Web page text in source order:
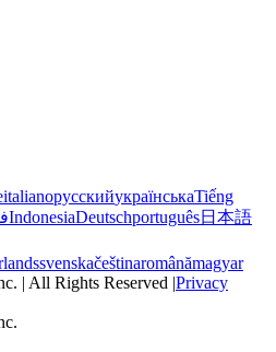
italianoрусскийукраїнськаTiếng
IndonesiaDeutschportuguês日本語
svenskačeštinaromânămagyar
| All Rights Reserved |Privacy